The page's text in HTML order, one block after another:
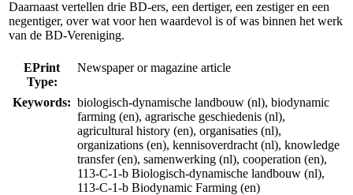
Daarnaast vertellen drie BD-ers, een dertiger, een zestiger en een
negentiger, over wat voor hen waardevol is of was binnen het werk
van de BD-Vereniging.
EPrint
Type:
Newspaper or magazine article
Keywords: biologisch-dynamische landbouw (nl), biodynamic
farming (en), agrarische geschiedenis (nl),
agricultural history (en), organisaties (nl),
organizations (en), kennisoverdracht (nl), knowledge
transfer (en), samenwerking (nl), cooperation (en),
113-C-1-b Biologisch-dynamische landbouw (nl),
113-C-1-b Biodynamic Farming (en)